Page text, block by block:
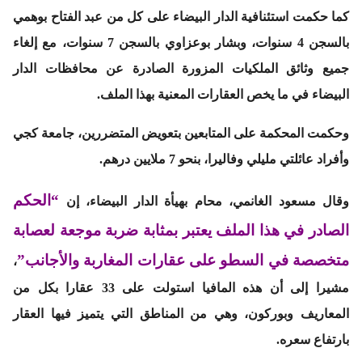
كما حكمت استئنافية الدار البيضاء على كل من عبد الفتاح بوهمي
بالسجن 4 سنوات، وبشار بوعزاوي بالسجن 7 سنوات، مع إلغاء
جميع وثائق الملكيات المزورة الصادرة عن محافظات الدار
البيضاء في ما يخص العقارات المعنية بهذا الملف.
وحكمت المحكمة على المتابعين بتعويض المتضررين، جامعة كجي
وأفراد عائلتي مليلي وفاليرا، بنحو 7 ملايين درهم.
وقال مسعود الغانمي، محام بهيأة الدار البيضاء، إن “الحكم
الصادر في هذا الملف يعتبر بمثابة ضربة موجعة لعصابة
متخصصة في السطو على عقارات المغاربة والأجانب”،
مشيرا إلى أن هذه المافيا استولت على 33 عقارا بكل من
المعاريف وبوركون، وهي من المناطق التي يتميز فيها العقار
بارتفاع سعره.